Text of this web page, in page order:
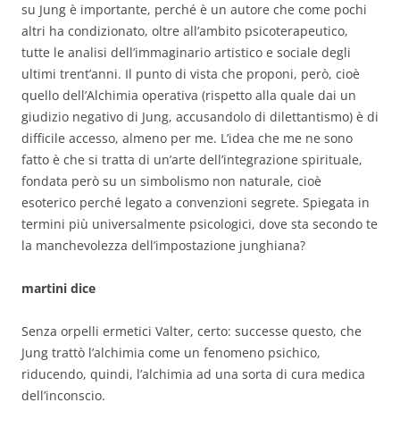
su Jung è importante, perché è un autore che come pochi
altri ha condizionato, oltre all’ambito psicoterapeutico,
tutte le analisi dell’immaginario artistico e sociale degli
ultimi trent’anni. Il punto di vista che proponi, però, cioè
quello dell’Alchimia operativa (rispetto alla quale dai un
giudizio negativo di Jung, accusandolo di dilettantismo) è di
difficile accesso, almeno per me. L’idea che me ne sono
fatto è che si tratta di un’arte dell’integrazione spirituale,
fondata però su un simbolismo non naturale, cioè
esoterico perché legato a convenzioni segrete. Spiegata in
termini più universalmente psicologici, dove sta secondo te
la manchevolezza dell’impostazione junghiana?
martini dice
Senza orpelli ermetici Valter, certo: successe questo, che
Jung trattò l’alchimia come un fenomeno psichico,
riducendo, quindi, l’alchimia ad una sorta di cura medica
dell’inconscio.